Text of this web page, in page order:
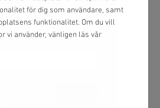
för dig som användare, samt
funktionalitet. Om du vill
vi använder, vänligen läs vår
så att vi kan skicka
det igen